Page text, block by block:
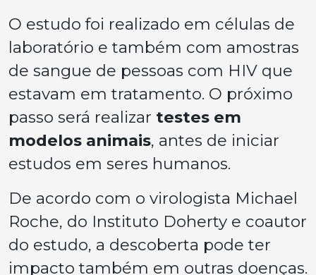
O estudo foi realizado em células de
laboratório e também com amostras
de sangue de pessoas com HIV que
estavam em tratamento. O próximo
passo será realizar testes em
modelos animais, antes de iniciar
estudos em seres humanos.
De acordo com o virologista Michael
Roche, do Instituto Doherty e coautor
do estudo, a descoberta pode ter
impacto também em outras doenças.